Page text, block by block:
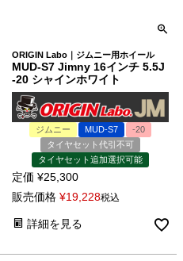
ORIGIN Labo｜ジムニー用ホイール
MUD-S7 Jimny 16インチ 5.5J
-20 シャインホワイト
ジムニー MUD-S7
-20
タイヤセット代引不可
タイヤセット追加選択可能
定価 ¥25,300
販売価格 ¥19,228税込
詳細を見る